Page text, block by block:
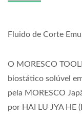
Fluido de Corte
O MORESCO
biostático solúvel
pela MORESCO
por HAI LU JYA HE